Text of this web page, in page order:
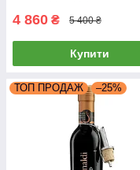
4 860 ₴ 5 400 ₴
Купити
ТОП ПРОДАЖ –25%